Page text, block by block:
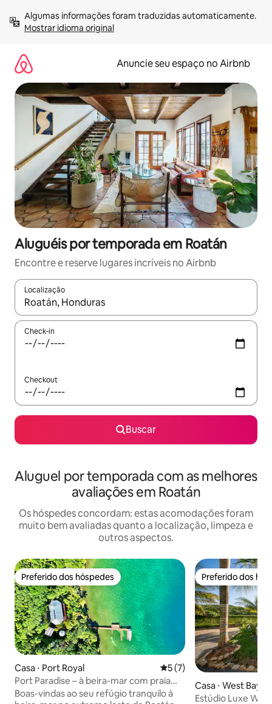
para
Mostrar idioma original
Anuncie seu espaço no Airbnb
Aluguéis por temporada em Roatán
Encontre e reserve lugares incríveis no Airbnb
Localização
Quando os resultados estiverem disponíveis, explore-os
Check-in
Checkout
Buscar
Aluguel por temporada com as melhores
avaliações em Roatán
Os hóspedes concordam: estas acomodações foram
muito bem avaliadas quanto a localização, limpeza e
outros aspectos.
Preferido dos hóspedes
Preferido dos hóspedes
Casa ⋅ Port Royal 5 de uma avaliação média
5 (7)
Port Paradise – à beira-mar com praia
privativa e doca
Boas-vindas ao seu refúgio tranquilo à
Preferido dos
Preferido dos
Casa ⋅ West Bay
Estúdio Luxe